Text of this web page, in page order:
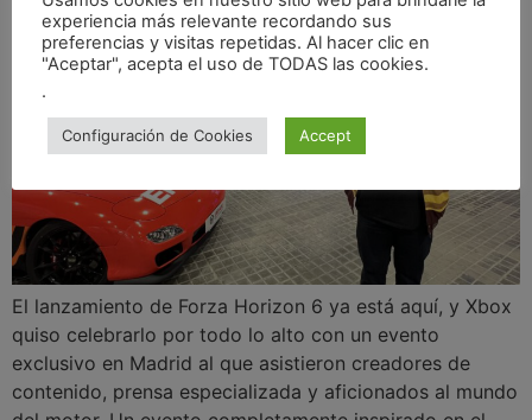
El lanzamiento de Forza Horizon 6 ya está aquí, y Xbox
quiso celebrarlo por todo lo alto con un evento
exclusivo en Madrid al que asistieron creadores de
contenido, prensa especializada y aficionados al mundo
experiencia más relevante recordando sus
preferencias y visitas repetidas. Al hacer clic en
"Aceptar", acepta el uso de TODAS las cookies.
.
Configuración de Cookies Accept